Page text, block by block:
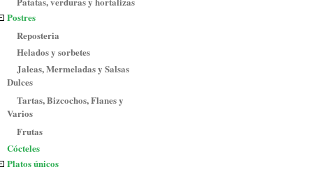
Postres
Reposteria
Helados y sorbetes
Jaleas, Mermeladas y Salsas
Dulces
Tartas, Bizcochos, Flanes y
Varios
Frutas
Cócteles
Platos únicos